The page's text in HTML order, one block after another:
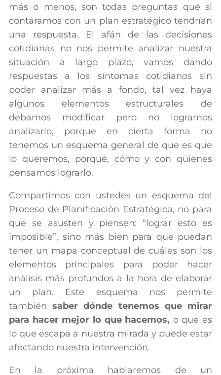
más o menos, son todas preguntas que si
contáramos con un plan estratégico tendrían
una respuesta. El afán de las decisiones
cotidianas no nos permite analizar nuestra
situación a largo plazo, vamos dando
respuestas a los síntomas cotidianos sin
poder analizar más a fondo, tal vez haya
algunos elementos estructurales de
debamos modificar pero no logramos
analizarlo, porque en cierta forma no
tenemos un esquema general de que es que
lo queremos, porqué, cómo y con quienes
pensamos lograrlo.
Compartimos con ustedes un esquema del
Proceso de Planificación Estratégica, no para
que se asusten y piensen: “lograr esto es
imposible”, sino más bien para que puedan
tener un mapa conceptual de cuáles son los
elementos principales para poder hacer
análisis más profundos a la hora de elaborar
un plan. Este esquema nos permite
tambiénsaber dónde tenemos que mirar
para hacer mejor lo que hacemos, o que es
lo que escapa a nuestra mirada y puede estar
afectando nuestra intervención.
En la próxima hablaremos de un